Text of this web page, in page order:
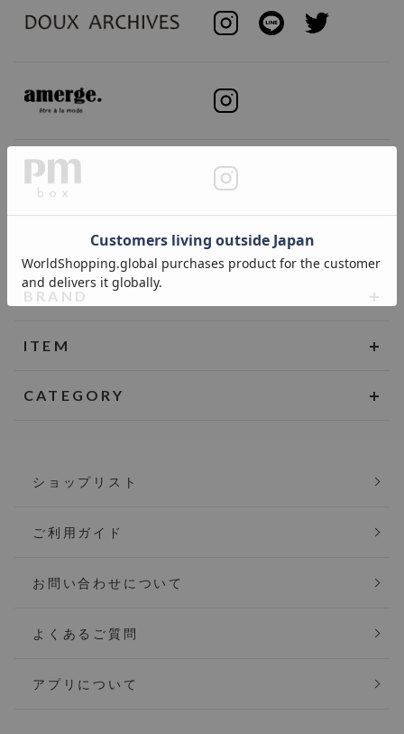
BRAND
ITEM
CATEGORY
ショップリスト
ご利用ガイド
お問い合わせについて
よくあるご質問
アプリについて